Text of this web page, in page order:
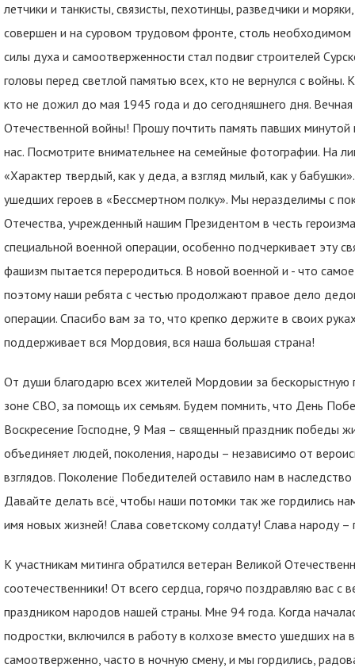
летчики и танкисты, связисты, пехотинцы, разведчики и
совершен и на суровом трудовом фронте, столь
силы духа и самоотверженности стал подвиг строителей
головы перед светлой памятью всех, кто не вернулся с
кто не дожил до мая 1945 года и до сегодняшнего дня.
Отечественной войны! Прошу почтить память павших минутой
нас. Посмотрите внимательнее на семейные фотографии. На
«Характер твердый, как у деда, а взгляд милый, как у
ушедших героев в «Бессмертном полку». Мы неразделимы с
Отечества, учрежденный нашим Президентом в честь
специальной военной операции, особенно подчеркивает эту
фашизм пытается переродиться. В новой военной и - что
поэтому наши ребята с честью продолжают правое дело
операции. Спасибо вам за то, что крепко держите в своих
поддерживает вся Мордовия, вся наша большая страна!
От души благодарю всех жителей Мордовии за бескорыстную
зоне СВО, за помощь их семьям. Будем помнить, что День
Воскресение Господне, 9 Мая – священный праздник победы
объединяет людей, поколения, народы – независимо от
взглядов. Поколение Победителей оставило нам в
Давайте делать всё, чтобы наши потомки так же гордились
имя новых жизней! Слава советскому солдату! Слава народу
К участникам митинга обратился ветеран Великой
соотечественники! От всего сердца, горячо поздравляю вас
праздником народов нашей страны. Мне 94 года. Когда
подростки, включился в работу в колхозе вместо ушедших
самоотверженно, часто в ночную смену, и мы гордились,